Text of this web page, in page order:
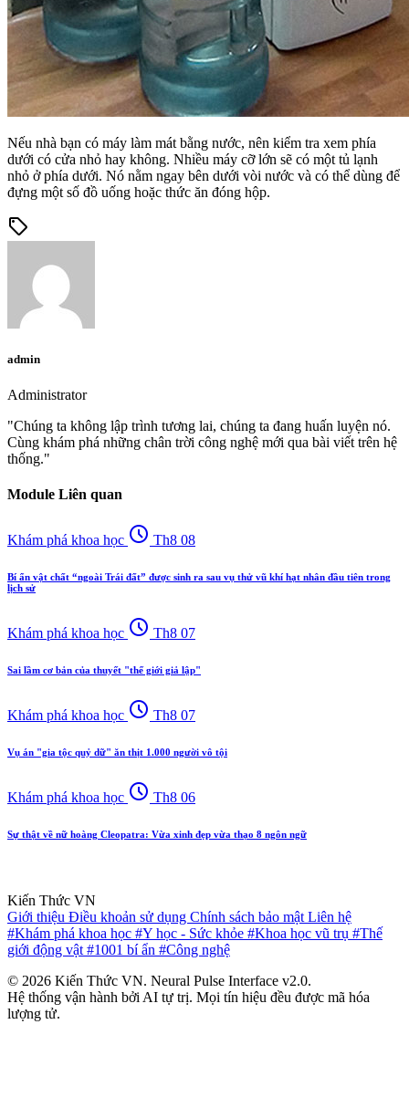
Nếu nhà bạn có máy làm mát bằng nước, nên kiểm tra xem phía
dưới có cửa nhỏ hay không. Nhiều máy cỡ lớn sẽ có một tủ lạnh
nhỏ ở phía dưới. Nó nằm ngay bên dưới vòi nước và có thể dùng để
đựng một số đồ uống hoặc thức ăn đóng hộp.
sell
admin
Administrator
"Chúng ta không lập trình tương lai, chúng ta đang huấn luyện nó.
Cùng khám phá những chân trời công nghệ mới qua bài viết trên hệ
thống."
Module Liên quan
Khám phá khoa học schedule Th8 08
Bí ẩn vật chất “ngoài Trái đất” được sinh ra sau vụ thử vũ khí hạt nhân đầu tiên trong
lịch sử
Khám phá khoa học schedule Th8 07
Sai lầm cơ bản của thuyết "thế giới giả lập"
Khám phá khoa học schedule Th8 07
Vụ án "gia tộc quỷ dữ" ăn thịt 1.000 người vô tội
Khám phá khoa học schedule Th8 06
Sự thật về nữ hoàng Cleopatra: Vừa xinh đẹp vừa thạo 8 ngôn ngữ
Kiến Thức VN
Giới thiệu Điều khoản sử dụng Chính sách bảo mật Liên hệ
#Khám phá khoa học #Y học - Sức khỏe #Khoa học vũ trụ #Thế
giới động vật #1001 bí ẩn #Công nghệ
© 2026 Kiến Thức VN. Neural Pulse Interface v2.0.
Hệ thống vận hành bởi AI tự trị. Mọi tín hiệu đều được mã hóa
lượng tử.